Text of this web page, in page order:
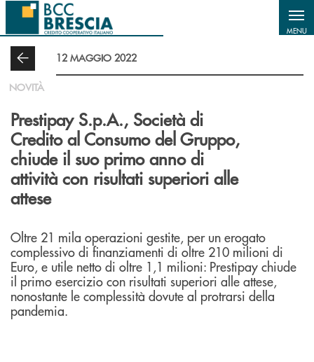
Salta al contenuto principale
MENU
12 MAGGIO 2022
NOVITÀ
Prestipay S.p.A., Società di
Credito al Consumo del Gruppo,
chiude il suo primo anno di
attività con risultati superiori alle
attese
Oltre 21 mila operazioni gestite, per un erogato
complessivo di finanziamenti di oltre 210 milioni di
Euro, e utile netto di oltre 1,1 milioni: Prestipay chiude
il primo esercizio con risultati superiori alle attese,
nonostante le complessità dovute al protrarsi della
pandemia.